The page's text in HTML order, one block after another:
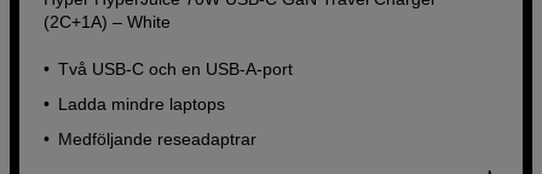
(2C+1A) – White
Två USB-C och en USB-A-port
Ladda mindre laptops
Medföljande reseadaptrar